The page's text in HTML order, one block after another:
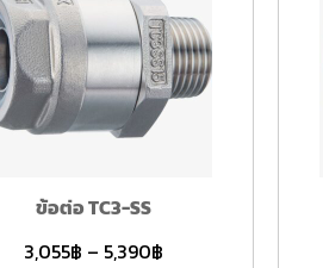
ข้อต่อ TC3-SS
3,055฿ – 5,390฿